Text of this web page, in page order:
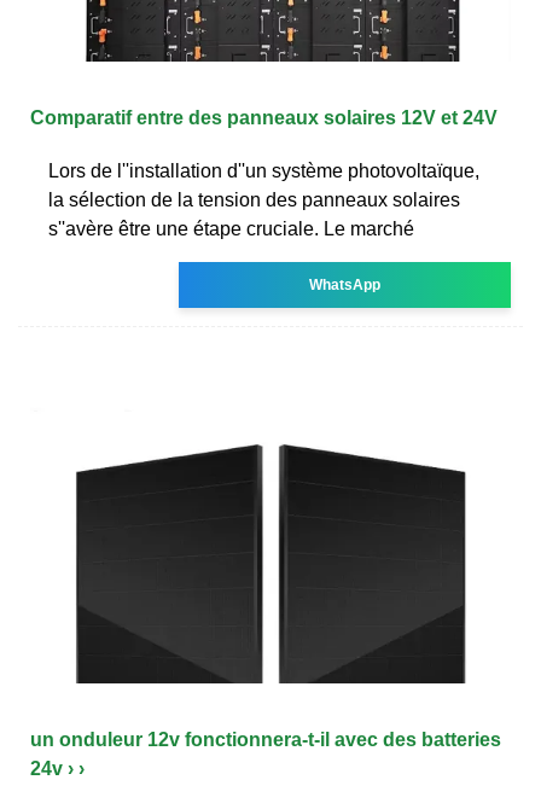
Comparatif entre des panneaux solaires 12V et 24V
Lors de l''installation d''un système photovoltaïque,
la sélection de la tension des panneaux solaires
s''avère être une étape cruciale. Le marché
WhatsApp
un onduleur 12v fonctionnera-t-il avec des batteries
24v › ›